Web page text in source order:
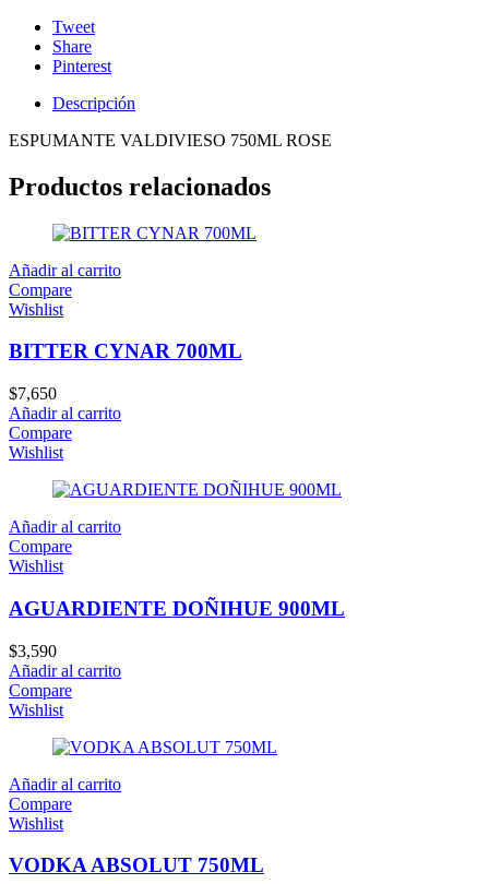
Tweet
Share
Pinterest
Descripción
ESPUMANTE VALDIVIESO 750ML ROSE
Productos relacionados
Añadir al carrito
Compare
Wishlist
BITTER CYNAR 700ML
$7,650
Añadir al carrito
Compare
Wishlist
Añadir al carrito
Compare
Wishlist
AGUARDIENTE DOÑIHUE 900ML
$3,590
Añadir al carrito
Compare
Wishlist
Añadir al carrito
Compare
Wishlist
VODKA ABSOLUT 750ML